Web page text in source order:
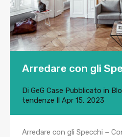
Arredare con gli
Di GeG Case Pubblicato in
tendenze Il Apr 15, 2023
Arredare con gli Specchi –